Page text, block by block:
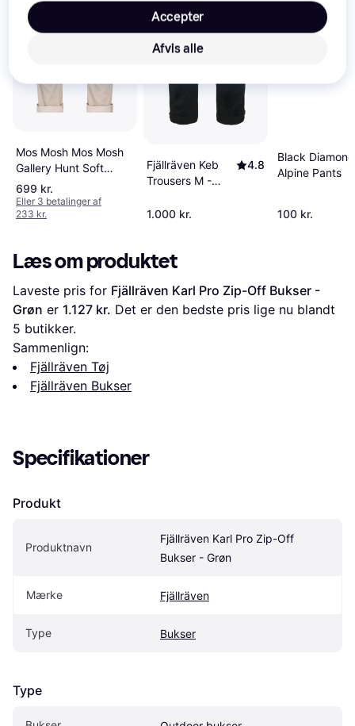
Mos Mosh Mos Mosh
Gallery Hunt Soft
String Pant Mand
Chinos Regular Fit hos
Magasin Cold Kit
699 kr.
Eller 3 betalinger af
233 kr.
Fjällräven Keb
Trousers M -
4.8
1.000 kr.
Black
Alpine Pants
100 kr.
Læs om produktet
Laveste pris for Fjällräven Karl Pro Zip-Off Bukser -
Grøn er 1.127 kr.
5 butikker.
Sammenlign:
Fjällräven Tøj
Fjällräven Bukser
Specifikationer
Produkt
Produktnavn
Fjällräven Karl Pro Zip-Off
Bukser - Grøn
Mærke Fjällräven
Type Bukser
Type
Afvis alle
Accepter